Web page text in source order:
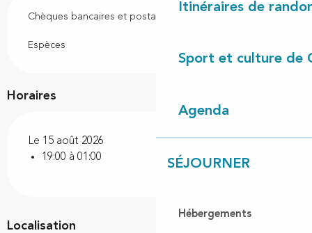
Itinéraires de
Sport et culture de
Agenda
SÉJOURNER
Hébergements
Chèques bancaires et postaux
Espèces
Horaires
Le 15 août 2026
19:00 à 01:00
Localisation